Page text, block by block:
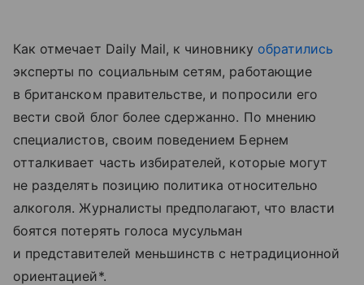
Как отмечает Daily Mail, к чиновнику обратились
эксперты по социальным сетям, работающие
в британском правительстве, и попросили его
вести свой блог более сдержанно. По мнению
специалистов, своим поведением Бернем
отталкивает часть избирателей, которые могут
не разделять позицию политика относительно
алкоголя. Журналисты предполагают, что власти
боятся потерять голоса мусульман
и представителей меньшинств с нетрадиционной
ориентацией*.